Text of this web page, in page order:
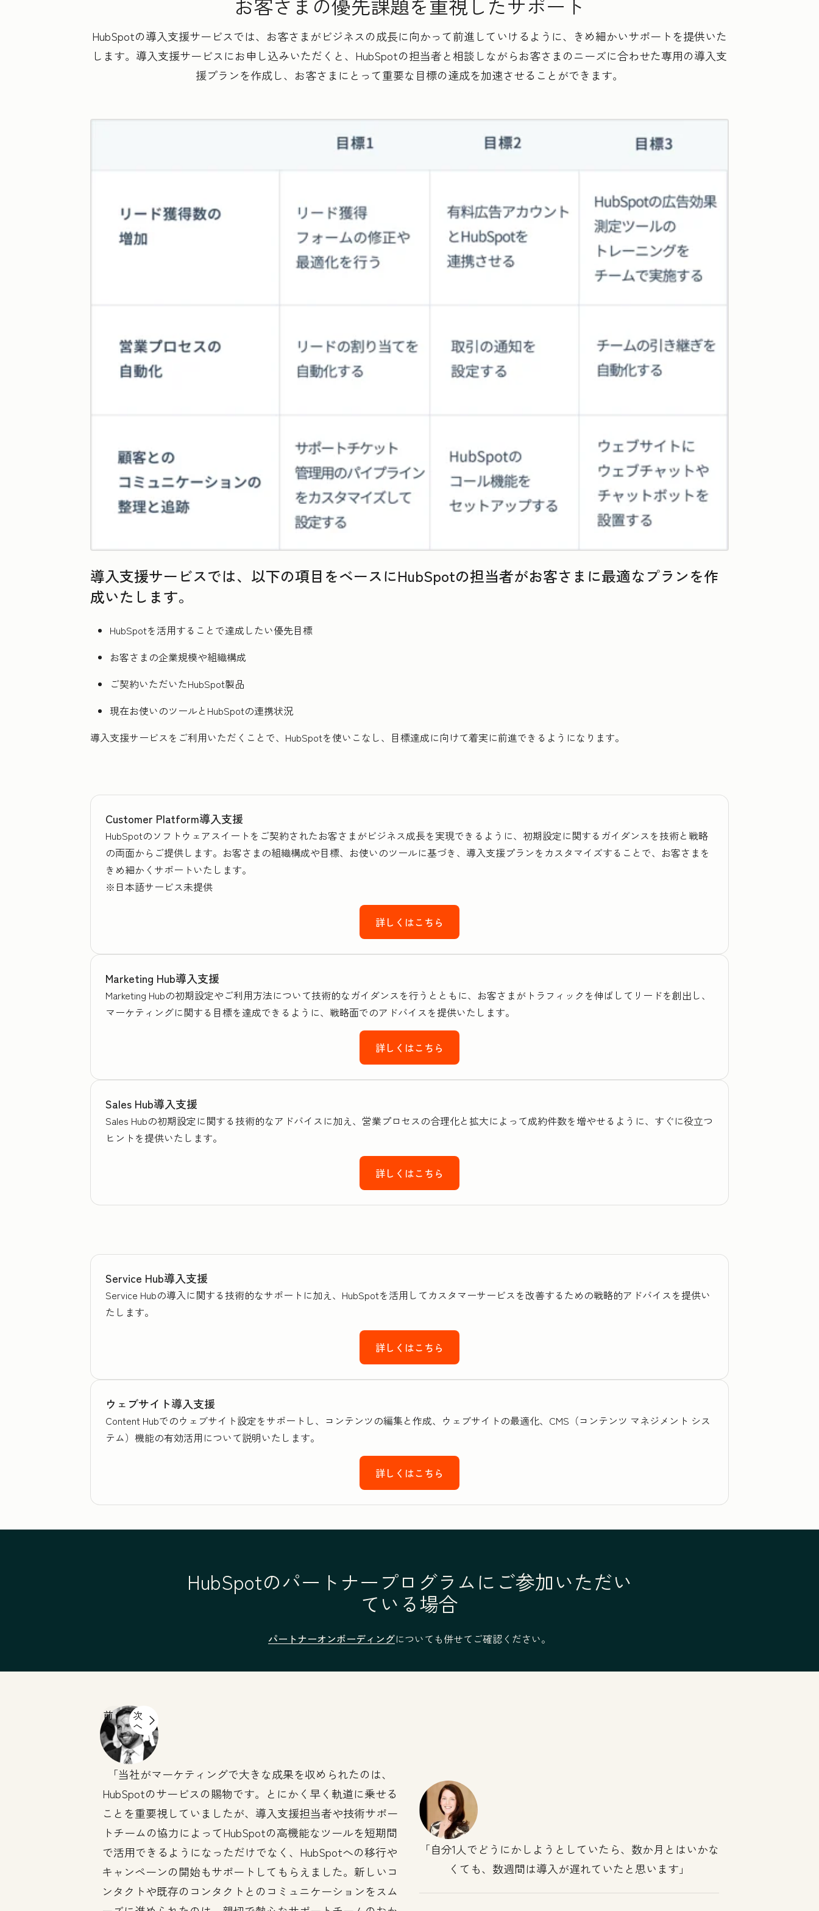
HubSpotの導入支援サービスでは、お客さまがビジネスの成長に向かって前進していけるように、きめ細かいサポートを提供いた
します。導入支援サービスにお申し込みいただくと、HubSpotの担当者と相談しながらお客さまのニーズに合わせた専用の導入支
援プランを作成し、お客さまにとって重要な目標の達成を加速させることができます。
導入支援サービスでは、以下の項目をベースにHubSpotの担当者がお客さまに最適なプランを作
成いたします。
HubSpotを活用することで達成したい優先目標
お客さまの企業規模や組織構成
ご契約いただいたHubSpot製品
現在お使いのツールとHubSpotの連携状況
導入支援サービスをご利用いただくことで、HubSpotを使いこなし、目標達成に向けて着実に前進できるようになります。
Customer Platform導入支援
HubSpotのソフトウェアスイートをご契約されたお客さまがビジネス成長を実現できるように、初期設定に関するガイダンスを技術と戦略
の両面からご提供します。お客さまの組織構成や目標、お使いのツールに基づき、導入支援プランをカスタマイズすることで、お客さまを
きめ細かくサポートいたします。
※日本語サービス未提供
詳しくはこちら
Marketing Hub導入支援
Marketing Hubの初期設定やご利用方法について技術的なガイダンスを行うとともに、お客さまがトラフィックを伸ばしてリードを創出し、
マーケティングに関する目標を達成できるように、戦略面でのアドバイスを提供いたします。
詳しくはこちら
Sales Hub導入支援
Sales Hubの初期設定に関する技術的なアドバイスに加え、営業プロセスの合理化と拡大によって成約件数を増やせるように、すぐに役立つ
ヒントを提供いたします。
詳しくはこちら
Service Hub導入支援
Service Hubの導入に関する技術的なサポートに加え、HubSpotを活用してカスタマーサービスを改善するための戦略的アドバイスを提供い
たします。
詳しくはこちら
ウェブサイト導入支援
Content Hubでのウェブサイト設定をサポートし、コンテンツの編集と作成、ウェブサイトの最適化、CMS（コンテンツ マネジメント シス
テム）機能の有効活用について説明いたします。
詳しくはこちら
HubSpotのパートナープログラムにご参加いただい
ている場合
パートナーオンボーディングについても併せてご確認ください。
前
へ
次
へ
当社がマーケティングで大きな成果を収められたのは、
HubSpotのサービスの賜物です。とにかく早く軌道に乗せる
ことを重要視していましたが、導入支援担当者や技術サポー
トチームの協力によってHubSpotの高機能なツールを短期間
で活用できるようになっただけでなく、HubSpotへの移行や
キャンペーンの開始もサポートしてもらえました。新しいコ
ンタクトや既存のコンタクトとのコミュニケーションをスム
自分1人でどうにかしようとしていたら、数か月とはいかな
くても、数週間は導入が遅れていたと思います